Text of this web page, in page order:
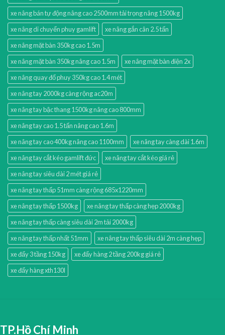
xe nâng bán tự động nâng cao 2500mm tải trọng nâng 1500kg
xe nâng di chuyển phuy gamlift
xe nâng gắn cân 2.5 tấn
xe nâng mặt bàn 350kg cao 1.5m
xe nâng mặt bàn 350kg nâng cao 1.5m
xe nâng mặt bàn điện 2x
xe nâng quay đổ phuy 350kg cao 1.4 mét
xe nâng tay 2000kg càng rộng ac20m
xe nâng tay bậc thang 1500kg nâng cao 800mm
xe nâng tay cao 1.5 tấn nâng cao 1.6m
xe nâng tay cao 400kg nâng cao 1100mm
xe nâng tay càng dài 1.6m
xe nâng tay cắt kéo gamlift đức
xe nâng tay cắt kéo giá rẻ
xe nâng tay siêu dài 2 mét giá rẻ
xe nâng tay thấp 51mm càng rộng 685x1220mm
xe nâng tay thấp 1500kg
xe nâng tay thấp càng hẹp 2000kg
xe nâng tay thấp càng siêu dài 2m tải 2000kg
xe nâng tay thấp nhất 51mm
xe nâng tay thấp siêu dài 2m càng hẹp
xe đẩy 3 tầng 150kg
xe đẩy hàng 2 tầng 200kg giá rẻ
xe đẩy hàng xth130l
TP.Hồ Chí Minh